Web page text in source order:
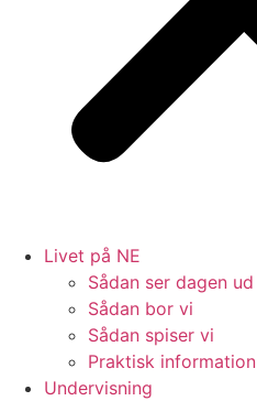
Livet på NE
Sådan ser dagen ud
Sådan bor vi
Sådan spiser vi
Praktisk information
Undervisning